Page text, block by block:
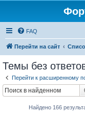
FAQ
Перейти на сайт
Темы без
Перейти к расширенному
Найдено 166